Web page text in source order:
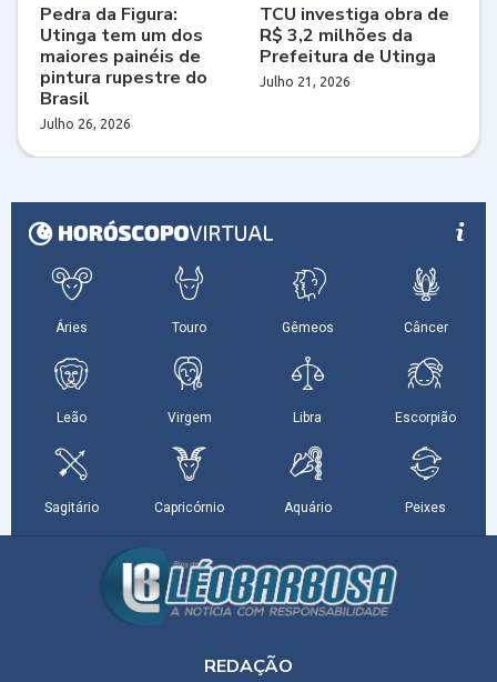
Pedra da Figura:
Utinga tem um dos
maiores painéis de
pintura rupestre do
Brasil
Julho 26, 2026
TCU investiga obra de
R$ 3,2 milhões da
Prefeitura de Utinga
Julho 21, 2026
REDAÇÃO